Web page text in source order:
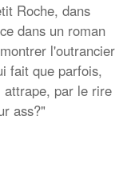
Roche, dans
dans un roman
l'outrancier
fait que parfois,
attrape, par le rire
ass?"